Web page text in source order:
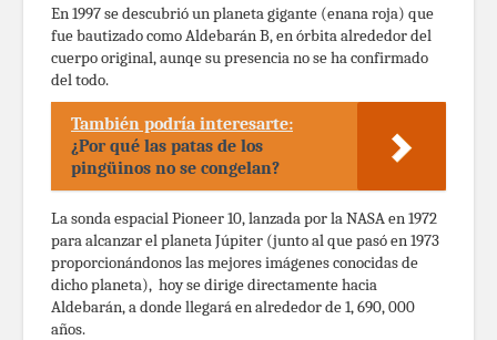
En 1997 se descubrió un planeta gigante (enana roja) que
fue bautizado como Aldebarán B, en órbita alrededor del
cuerpo original, aunqe su presencia no se ha confirmado
del todo.
También podría interesarte:
¿Por qué las patas de los
pingüinos no se congelan?
La sonda espacial Pioneer 10, lanzada por la NASA en 1972
para alcanzar el planeta Júpiter (junto al que pasó en 1973
proporcionándonos las mejores imágenes conocidas de
dicho planeta), hoy se dirige directamente hacia
Aldebarán, a donde llegará en alrededor de 1, 690, 000
años.